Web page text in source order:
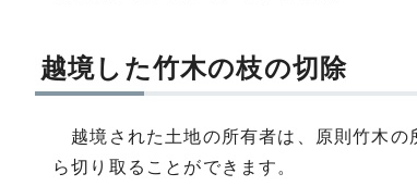
越境した竹木の枝の切除
越境された土地の所有者は、原則竹木の
ら切り取ることができます。